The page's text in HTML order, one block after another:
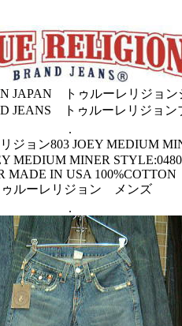
JAPAN トゥルーレリジョン
JEANS トゥルーレリジョン
.
ジョン803 JOEY MEDIUM
MEDIUM MINER
MADE IN USA 100%COTTON
ゥルーレリジョン メンズ
.